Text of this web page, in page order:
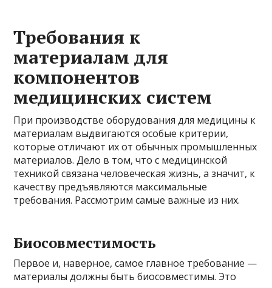
Требования к
материалам для
компонентов
медицинских систем
При производстве оборудования для медицины к
материалам выдвигаются особые критерии,
которые отличают их от обычных промышленных
материалов. Дело в том, что с медицинской
техникой связана человеческая жизнь, а значит, к
качеству предъявляются максимальные
требования. Рассмотрим самые важные из них.
Биосовместимость
Первое и, наверное, самое главное требование —
материалы должны быть биосовместимы. Это